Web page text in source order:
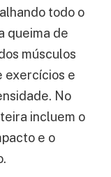
todo o
queima de
músculos
exercícios e
No
incluem o
e o